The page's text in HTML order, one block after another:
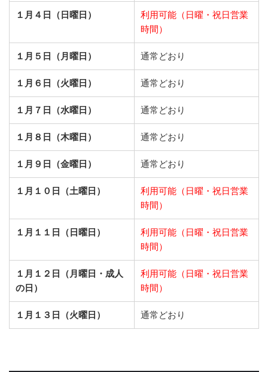
１月４日（日曜日）
利用可能（日曜・祝日営業
時間）
１月５日（月曜日） 通常どおり
１月６日（火曜日） 通常どおり
１月７日（水曜日） 通常どおり
１月８日（木曜日） 通常どおり
１月９日（金曜日） 通常どおり
１月１０日（土曜日）
利用可能（日曜・祝日営業
時間）
１月１１日（日曜日）
利用可能（日曜・祝日営業
時間）
１月１２日（月曜日・成人
の日）
利用可能（日曜・祝日営業
時間）
１月１３日（火曜日） 通常どおり